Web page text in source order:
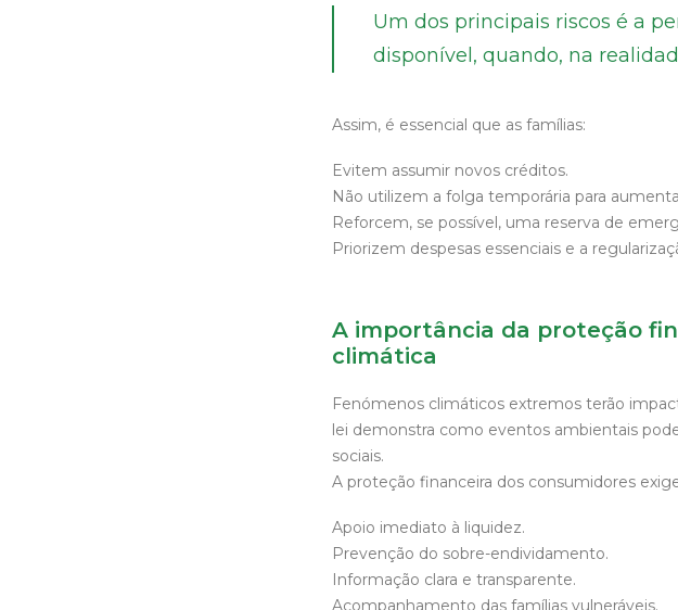
Um dos principais riscos é a
disponível, quando, na
Assim, é essencial que as famílias:
Evitem assumir novos créditos.
Não utilizem a folga temporária para
Reforcem, se possível, uma reserva de
Priorizem despesas essenciais e a
A importância da proteção
climática
Fenómenos climáticos extremos terão
lei demonstra como eventos ambientais
sociais.
A proteção financeira dos consumidores
Apoio imediato à liquidez.
Prevenção do sobre-endividamento.
Informação clara e transparente.
Acompanhamento das famílias vulneráveis.